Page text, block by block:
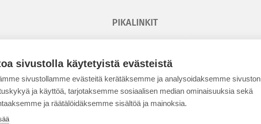
sivustolla käytetyistä evästeistä
sivustollamme evästeitä kerätäksemme ja analysoidaksemme sivuston
ja käyttöä, tarjotaksemme sosiaalisen median ominaisuuksia sekä
ja räätälöidäksemme sisältöä ja mainoksia.
klo 8.00 – 15.00
taiinfo@epky.fi
PIKALINKIT
Kesäyliopisto
Epanet
BLOGIT